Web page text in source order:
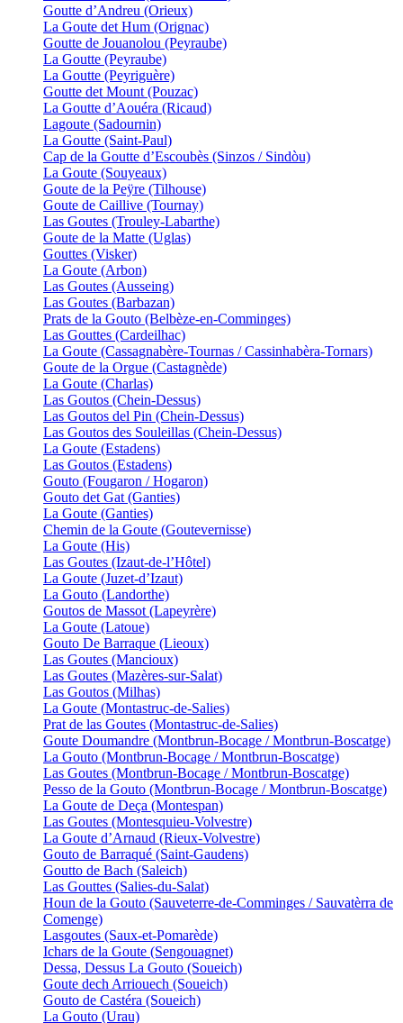
Goutte d’Andreu (Orieux)
La Goute det Hum (Orignac)
Goutte de Jouanolou (Peyraube)
La Goutte (Peyraube)
La Goutte (Peyriguère)
Goutte det Mount (Pouzac)
La Goutte d’Aouéra (Ricaud)
Lagoute (Sadournin)
La Goutte (Saint-Paul)
Cap de la Goutte d’Escoubès (Sinzos / Sindòu)
La Goute (Souyeaux)
Goute de la Peÿre (Tilhouse)
Goute de Caillive (Tournay)
Las Goutes (Trouley-Labarthe)
Goute de la Matte (Uglas)
Gouttes (Visker)
La Goute (Arbon)
Las Goutes (Ausseing)
Las Goutes (Barbazan)
Prats de la Gouto (Belbèze-en-Comminges)
Las Gouttes (Cardeilhac)
La Goute (Cassagnabère-Tournas / Cassinhabèra-Tornars)
Goute de la Orgue (Castagnède)
La Goute (Charlas)
Las Goutos (Chein-Dessus)
Las Goutos del Pin (Chein-Dessus)
Las Goutos des Souleillas (Chein-Dessus)
La Goute (Estadens)
Las Goutos (Estadens)
Gouto (Fougaron / Hogaron)
Gouto det Gat (Ganties)
La Goute (Ganties)
Chemin de la Goute (Goutevernisse)
La Goute (His)
Las Goutes (Izaut-de-l’Hôtel)
La Goute (Juzet-d’Izaut)
La Gouto (Landorthe)
Goutos de Massot (Lapeyrère)
La Goute (Latoue)
Gouto De Barraque (Lieoux)
Las Goutes (Mancioux)
Las Goutes (Mazères-sur-Salat)
Las Goutos (Milhas)
La Goute (Montastruc-de-Salies)
Prat de las Goutes (Montastruc-de-Salies)
Goute Doumandre (Montbrun-Bocage / Montbrun-Boscatge)
La Gouto (Montbrun-Bocage / Montbrun-Boscatge)
Las Goutes (Montbrun-Bocage / Montbrun-Boscatge)
Pesso de la Gouto (Montbrun-Bocage / Montbrun-Boscatge)
La Goute de Deça (Montespan)
Las Goutes (Montesquieu-Volvestre)
La Goute d’Arnaud (Rieux-Volvestre)
Gouto de Barraqué (Saint-Gaudens)
Goutto de Bach (Saleich)
Las Gouttes (Salies-du-Salat)
Houn de la Gouto (Sauveterre-de-Comminges / Sauvatèrra de
Comenge)
Lasgoutes (Saux-et-Pomarède)
Ichars de la Goute (Sengouagnet)
Dessa, Dessus La Gouto (Soueich)
Goute dech Arriouech (Soueich)
Gouto de Castéra (Soueich)
La Gouto (Urau)